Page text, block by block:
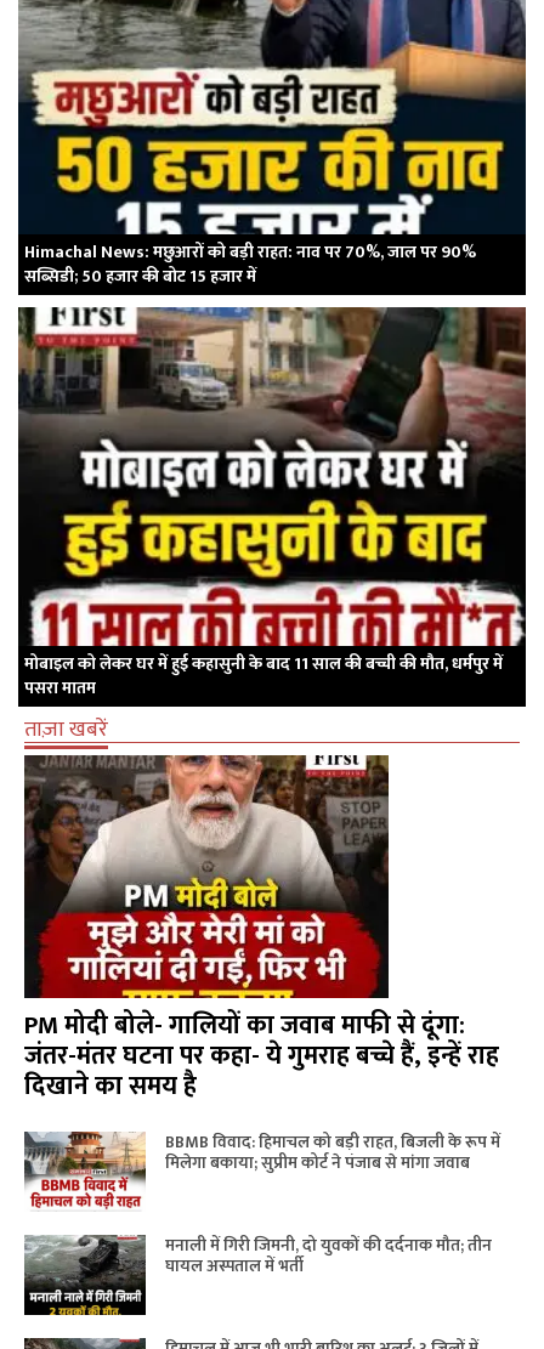
Himachal News: मछुआरों को बड़ी राहत: नाव पर 70%, जाल पर 90%
सब्सिडी; 50 हजार की बोट 15 हजार में
मोबाइल को लेकर घर में हुई कहासुनी के बाद 11 साल की बच्ची की मौत, धर्मपुर में
पसरा मातम
ताज़ा खबरें
PM मोदी बोले- गालियों का जवाब माफी से दूंगा:
जंतर-मंतर घटना पर कहा- ये गुमराह बच्चे हैं, इन्हें राह
दिखाने का समय है
BBMB विवाद: हिमाचल को बड़ी राहत, बिजली के रूप में
मिलेगा बकाया; सुप्रीम कोर्ट ने पंजाब से मांगा जवाब
मनाली में गिरी जिमनी, दो युवकों की दर्दनाक मौत; तीन
घायल अस्पताल में भर्ती